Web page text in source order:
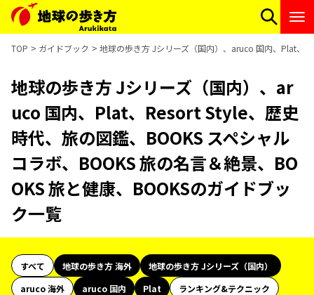
TOP ガイドブック 地球の歩き方 Jシリーズ（国内）、aruco 国内、Plat、
地球の歩き方 Jシリーズ（国内）、ar
uco 国内、Plat、Resort Style、歴史
時代、旅の図鑑、BOOKS スペシャル
コラボ、BOOKS 旅の名言＆絶景、BO
OKS 旅と健康、BOOKSのガイドブッ
ク一覧
すべて 地球の歩き方 海外
地球の歩き方 Jシリーズ（国内）
aruco 海外
aruco 国内 Plat
ランキング&テクニック